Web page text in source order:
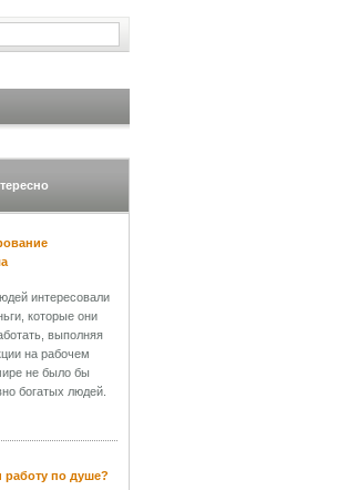
интересовали
которые они
выполняя
на рабочем
не было бы
богатых людей.
работу по душе?